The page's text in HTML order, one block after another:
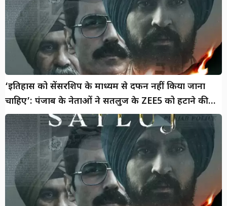
‘इतिहास को सेंसरशिप के माध्यम से दफन नहीं किया जाना
चाहिए’: पंजाब के नेताओं ने सतलुज के ZEE5 को हटाने की
निंदा की